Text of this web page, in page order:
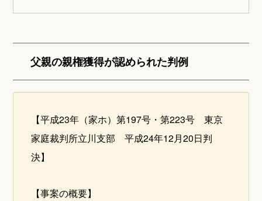
父親の親権獲得が認められた判例
【平成23年（家ホ）第197号・第223号 東京
家庭裁判所立川支部 平成24年12月20日判
決】
【事案の概要】